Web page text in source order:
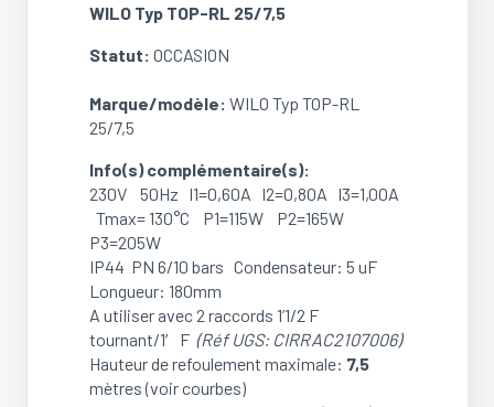
WILO Typ TOP-RL 25/7,5
Statut: OCCASION
Marque/modèle: WILO Typ TOP-RL
25/7,5
Info(s) complémentaire(s):
230V 50Hz I1=0,60A I2=0,80A I3=1,00A
Tmax= 130°C P1=115W P2=165W
P3=205W
IP44 PN 6/10 bars Condensateur: 5 uF
Longueur: 180mm
A utiliser avec 2 raccords 1’1/2 F
tournant/1′ F (Réf UGS: CIRRAC2107006)
Hauteur de refoulement maximale: 7,5
mètres (voir courbes)